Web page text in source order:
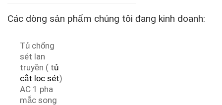
Các dòng sản phẩm chúng tôi đang kinh doanh:
Tủ chống
sét lan
truyền ( tủ
cắt lọc sét)
AC 1 pha
mắc song